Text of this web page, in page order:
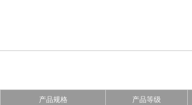
产品规格 产品等级